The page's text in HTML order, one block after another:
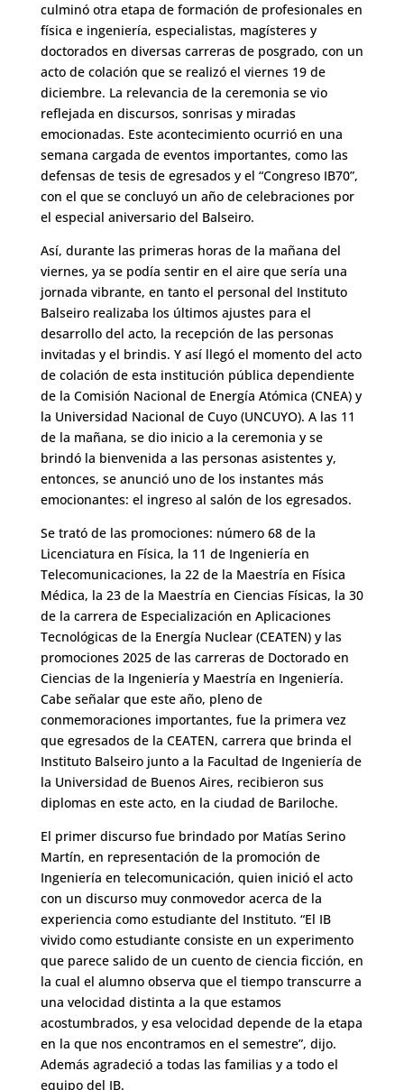
culminó otra etapa de formación de profesionales en
física e ingeniería, especialistas, magísteres y
doctorados en diversas carreras de posgrado, con un
acto de colación que se realizó el viernes 19 de
diciembre. La relevancia de la ceremonia se vio
reflejada en discursos, sonrisas y miradas
emocionadas. Este acontecimiento ocurrió en una
semana cargada de eventos importantes, como las
defensas de tesis de egresados y el “Congreso IB70”,
con el que se concluyó un año de celebraciones por
el especial aniversario del Balseiro.
Así, durante las primeras horas de la mañana del
viernes, ya se podía sentir en el aire que sería una
jornada vibrante, en tanto el personal del Instituto
Balseiro realizaba los últimos ajustes para el
desarrollo del acto, la recepción de las personas
invitadas y el brindis. Y así llegó el momento del acto
de colación de esta institución pública dependiente
de la Comisión Nacional de Energía Atómica (CNEA) y
la Universidad Nacional de Cuyo (UNCUYO). A las 11
de la mañana, se dio inicio a la ceremonia y se
brindó la bienvenida a las personas asistentes y,
entonces, se anunció uno de los instantes más
emocionantes: el ingreso al salón de los egresados.
Se trató de las promociones: número 68 de la
Licenciatura en Física, la 11 de Ingeniería en
Telecomunicaciones, la 22 de la Maestría en Física
Médica, la 23 de la Maestría en Ciencias Físicas, la 30
de la carrera de Especialización en Aplicaciones
Tecnológicas de la Energía Nuclear (CEATEN) y las
promociones 2025 de las carreras de Doctorado en
Ciencias de la Ingeniería y Maestría en Ingeniería.
Cabe señalar que este año, pleno de
conmemoraciones importantes, fue la primera vez
que egresados de la CEATEN, carrera que brinda el
Instituto Balseiro junto a la Facultad de Ingeniería de
la Universidad de Buenos Aires, recibieron sus
diplomas en este acto, en la ciudad de Bariloche.
El primer discurso fue brindado por Matías Serino
Martín, en representación de la promoción de
Ingeniería en telecomunicación, quien inició el acto
con un discurso muy conmovedor acerca de la
experiencia como estudiante del Instituto. “El IB
vivido como estudiante consiste en un experimento
que parece salido de un cuento de ciencia ficción, en
la cual el alumno observa que el tiempo transcurre a
una velocidad distinta a la que estamos
acostumbrados, y esa velocidad depende de la etapa
en la que nos encontramos en el semestre”, dijo.
Además agradeció a todas las familias y a todo el
equipo del IB.